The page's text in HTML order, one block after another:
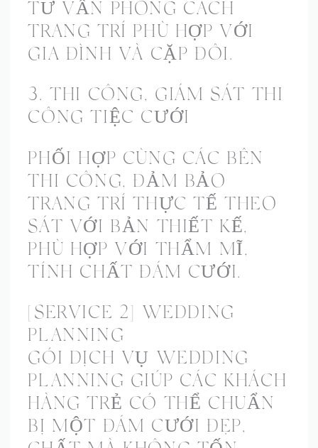
TƯ VẤN PHONG CÁCH
TRANG TRÍ PHÙ HỢP VỚI
GIA ĐÌNH VÀ CẶP ĐÔI.
3. THI CÔNG, GIÁM SÁT THI
CÔNG TIỆC CƯỚI
PHỐI HỢP CÙNG CÁC BÊN
THI CÔNG, ĐẢM BẢO
TRANG TRÍ THỰC TẾ THEO
SÁT VỚI BẢN THIẾT KẾ,
PHÙ HỢP VỚI THẨM MĨ,
TÍNH CHẤT ĐÁM CƯỚI.
[SERVICE 2] WEDDING
PLANNING
GÓI DỊCH VỤ WEDDING
PLANNING GIÚP CÁC KHÁCH
HÀNG TRẺ CÓ THỂ CHUẨN
BỊ MỘT ĐÁM CƯỚI ĐẸP,